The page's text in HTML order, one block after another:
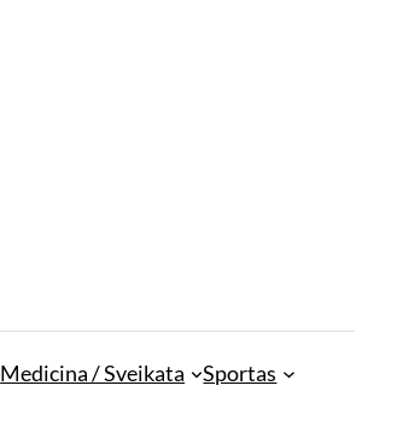
Medicina / Sveikata
Sportas